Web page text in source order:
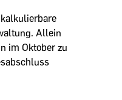
Allein
im Oktober zu